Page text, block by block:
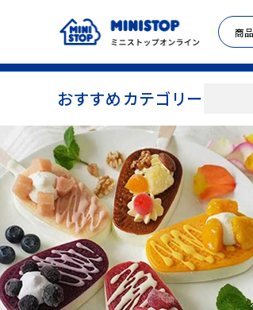
おすすめカテゴリー
ACCOUNT MENU
meeting_room ログイン person 新規登録
セール商品
カテゴリから探す